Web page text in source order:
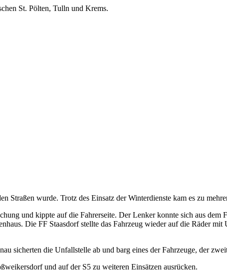
St. Pölten, Tulln und Krems.
Straßen wurde. Trotz des Einsatz der Winterdienste kam es zu
und kippte auf die Fahrerseite. Der Lenker konnte sich aus dem
Die FF Staasdorf stellte das Fahrzeug wieder auf die Räder
sicherten die Unfallstelle ab und barg eines der Fahrzeuge, der
und auf der S5 zu weiteren Einsätzen ausrücken.